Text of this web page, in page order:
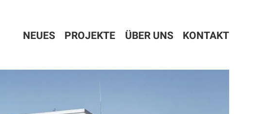
NEUES PROJEKTE ÜBER UNS KONTAKT